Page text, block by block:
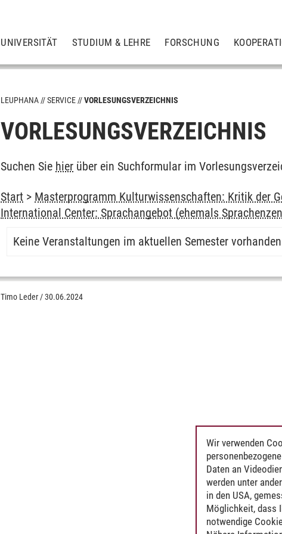
UNIVERSITÄT STUDIUM & LEHRE FORSCHUNG
LEUPHANA SERVICE VORLESUNGSVERZEICHNIS
VORLESUNGSVERZEICHNIS
Suchen Sie hier über ein Suchformular im
Start > Masterprogramm Kulturwissenschaften: Kritik der
International Center: Sprachangebot (ehemals
Keine Veranstaltungen im aktuellen Semester vorhanden
Timo Leder /30.06.2024
Wir verwenden
Daten an
werden unter
in den USA,
Möglichkeit, dass
notwendige